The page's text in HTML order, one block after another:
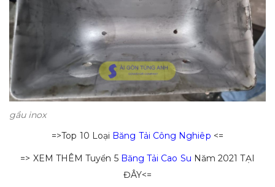
gầu inox
=>Top 10 Loại Băng Tải Công Nghiêp <=
=> XEM THÊM Tuyển 5 Băng Tải Cao Su Năm 2021 TẠI
ĐÂY<=